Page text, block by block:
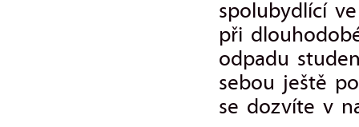
spolubydlící
při
odpadu
sebou ještě
se dozvíte v